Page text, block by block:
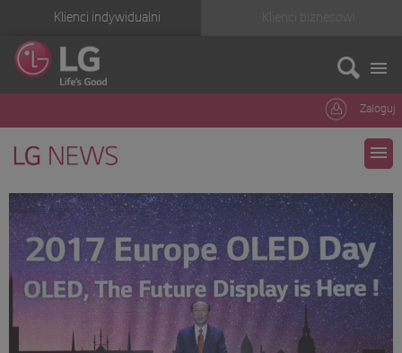
Klienci indywidualni
Zaloguj